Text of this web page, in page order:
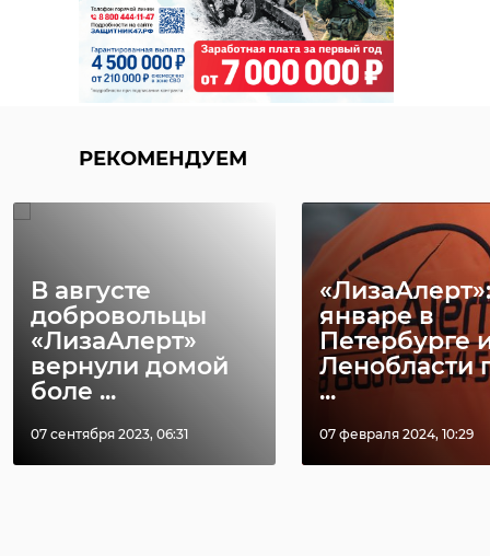
РЕКОМЕНДУЕМ
В августе
добровольцы
«ЛизаАлерт»
вернули домой
боле ...
07 сентября 2023, 06:31
январе в
Петербурге
Ленобласти
...
07 февраля 2024, 10:29